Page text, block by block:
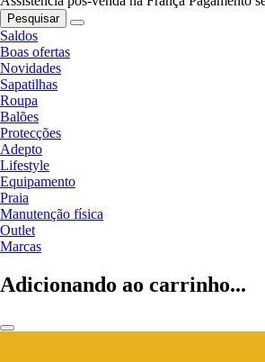
Pesquisar
Saldos
Boas ofertas
Novidades
Sapatilhas
Roupa
Balões
Protecções
Adepto
Lifestyle
Equipamento
Praia
Manutenção física
Outlet
Marcas
Adicionando ao carrinho...